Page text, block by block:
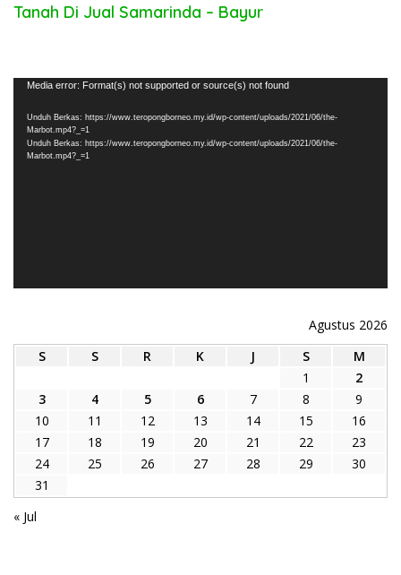
Tanah Di Jual Samarinda – Bayur
Pemutar
Media error: Format(s) not supported or source(s) not found
Unduh Berkas: https://www.teropongborneo.my.id/wp-content/uploads/2021/06/the-
Marbot.mp4?_=1
Unduh Berkas: https://www.teropongborneo.my.id/wp-content/uploads/2021/06/the-
Marbot.mp4?_=1
Agustus 2026
S
S R K J S
M
1
2
3
4 5 6 7 8
9
10
11 12 13 14 15
16
17
18 19 20 21 22
23
24
25 26 27 28 29
30
31
« Jul